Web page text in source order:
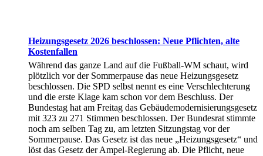
Heizungsgesetz 2026 beschlossen: Neue Pflichten, alte
Kostenfallen
Während das ganze Land auf die Fußball-WM schaut, wird
plötzlich vor der Sommerpause das neue Heizungsgesetz
beschlossen. Die SPD selbst nennt es eine Verschlechterung
und die erste Klage kam schon vor dem Beschluss. Der
Bundestag hat am Freitag das Gebäudemodernisierungsgesetz
mit 323 zu 271 Stimmen beschlossen. Der Bundesrat stimmte
noch am selben Tag zu, am letzten Sitzungstag vor der
Sommerpause. Das Gesetz ist das neue „Heizungsgesetz“ und
löst das Gesetz der Ampel-Regierung ab. Die Pflicht, neue